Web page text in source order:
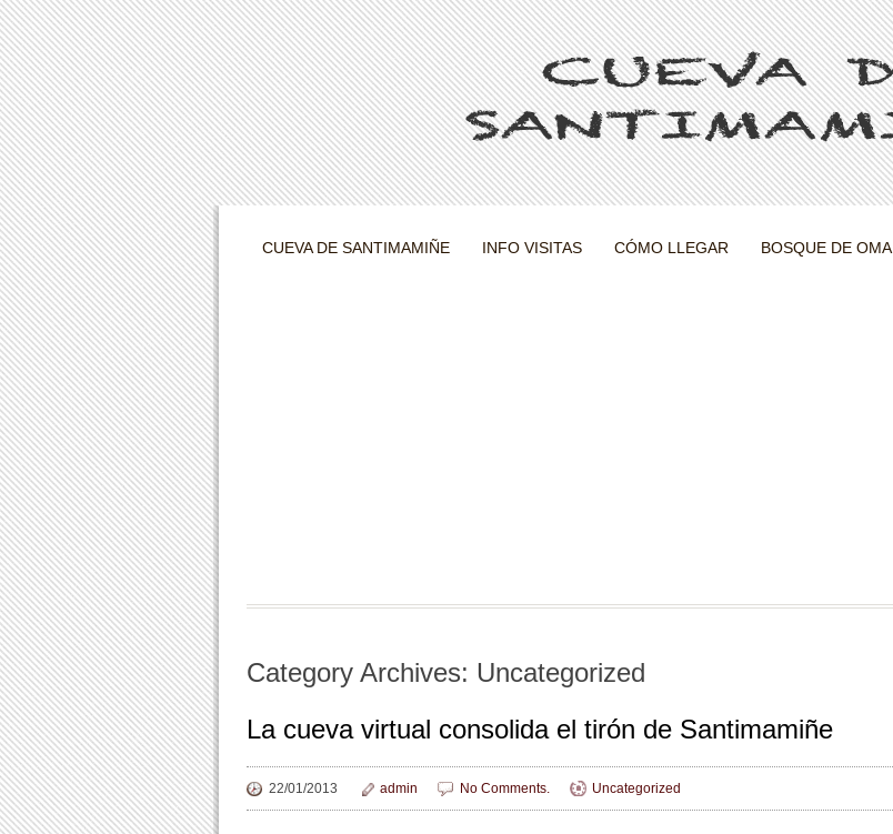
CUEVA DE SANTIMAMIÑE INFO VISITAS CÓMO LLEGAR BOSQUE DE OMA
Category Archives: Uncategorized
La cueva virtual consolida el tirón de Santimamiñe
22/01/2013 admin No Comments. Uncategorized